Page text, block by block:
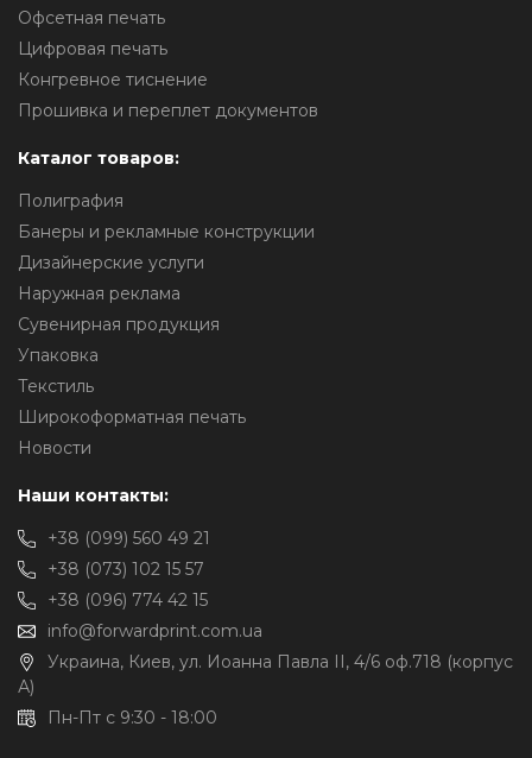
Офсетная печать
Цифровая печать
Конгревное тиснение
Прошивка и переплет документов
Каталог товаров:
Полиграфия
Банеры и рекламные конструкции
Дизайнерские услуги
Наружная реклама
Сувенирная продукция
Упаковка
Текстиль
Широкоформатная печать
Новости
Наши контакты:
+38 (099) 560 49 21
+38 (073) 102 15 57
+38 (096) 774 42 15
info@forwardprint.com.ua
Украина, Киев, ул. Иоанна Павла II, 4/6 оф.718 (корпус
А)
Пн-Пт с 9:30 - 18:00